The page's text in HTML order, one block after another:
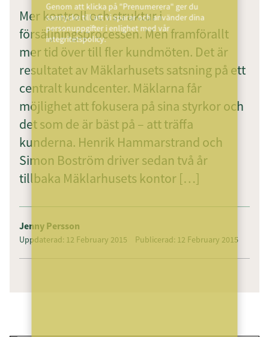
Mer kontroll och struktur i
försäljningsprocessen. Men framförallt
mer tid över till fler kundmöten. Det är
resultatet av Mäklarhusets satsning på ett
centralt kundcenter. Mäklarna får
möjlighet att fokusera på sina styrkor och
det som de är bäst på – att träffa
kunderna. Henrik Hammarstrand och
Simon Boström driver sedan två år
tillbaka Mäklarhusets kontor […]
Jenny Persson
Uppdaterad: 12 February 2015 Publicerad: 12 February 2015
Genom att klicka på "Prenumerera" ger du
samtycke till att vi sparar och använder dina
personuppgifter i enlighet med vår
integritetspolicy.